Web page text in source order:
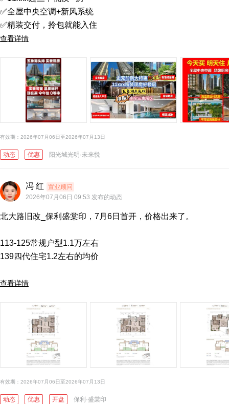
✅全屋中央空调+新风系统
查看详情
有效期：2026年07月06日至2026年07月13日
动态 优惠 阳光城光明·未来悦
冯 红
置业顾问
2026年07月06日 09:53 发布的动态
北大路旧改_保利盛棠印，7月6日首开，价格出来了。
​113-125常规户型1.1万左右
​139四代住宅1.2左右的均价
查看详情
有效期：2026年07月06日至2026年07月13日
动态 优惠 开盘 保利·盛棠印